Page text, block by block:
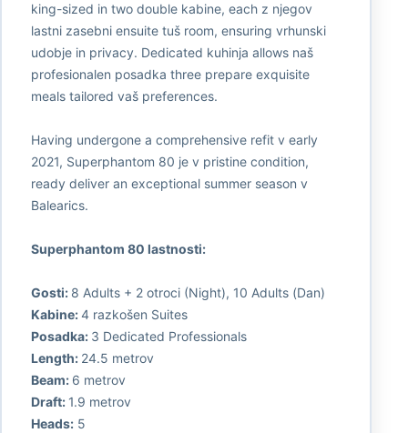
king-sized in two double kabine, each z njegov
lastni zasebni ensuite tuš room, ensuring vrhunski
udobje in privacy. Dedicated kuhinja allows naš
profesionalen posadka three prepare exquisite
meals tailored vaš preferences.
Having undergone a comprehensive refit v early
2021, Superphantom 80 je v pristine condition,
ready deliver an exceptional summer season v
Balearics.
Superphantom 80 lastnosti:
Gosti: 8 Adults + 2 otroci (Night), 10 Adults (Dan)
Kabine:4 razkošen Suites
Posadka: 3 Dedicated Professionals
Length: 24.5 metrov
Beam: 6 metrov
Draft: 1.9 metrov
Heads:5